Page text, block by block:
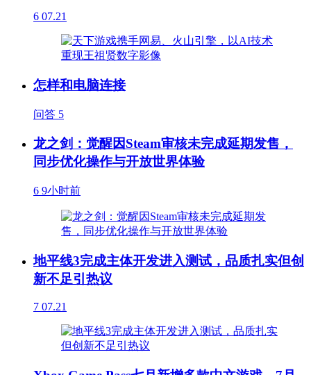
6 07.21
怎样和电脑连接
问答 5
龙之剑：觉醒因Steam审核未完成延期发售，
同步优化操作与开放世界体验
6 9小时前
地平线3完成主体开发进入测试，品质扎实但创
新不足引热议
7 07.21